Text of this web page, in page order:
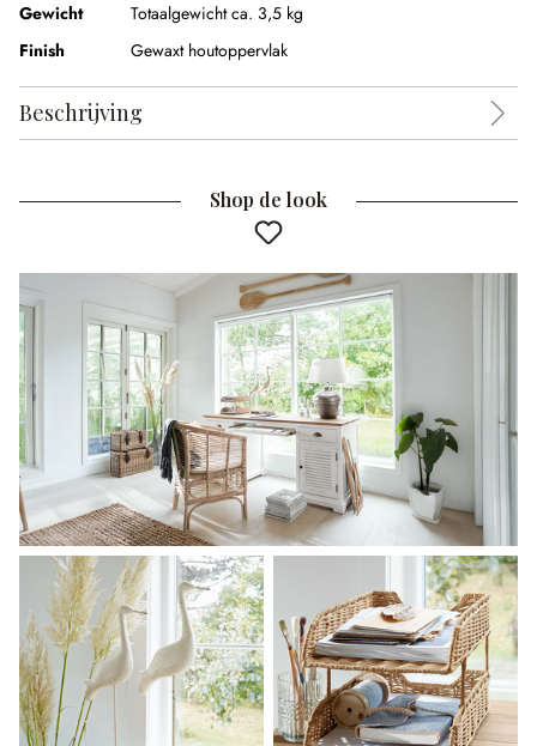
Gewicht
Totaalgewicht ca. 3,5 kg
Finish
Gewaxt houtoppervlak
Beschrijving
Shop de look